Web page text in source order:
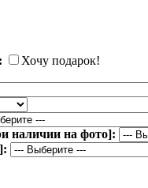
Хочу подарок!
наличии на фото]: